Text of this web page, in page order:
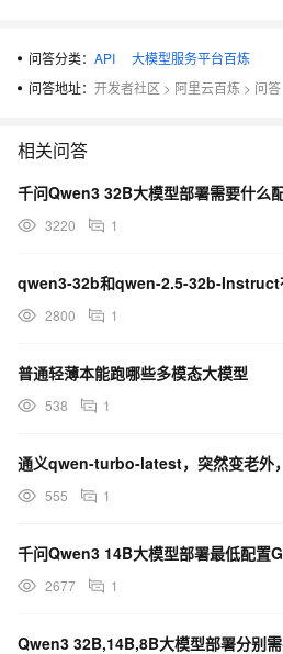
问答分类： API
大模型服务平台百炼
问答地址： 开发者社区 > 阿里云百炼 > 问答
相关问答
千问Qwen3 32B大模型部署需要什么
3220 1
qwen3-32b和qwen-2.5-32b-Instruct
2800 1
普通轻薄本能跑哪些多模态大模型
538 1
555 1
千问Qwen3 14B大模型部署最低配置
2677 1